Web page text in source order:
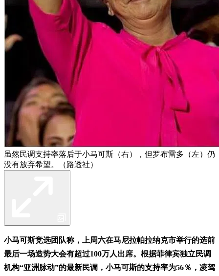
虽然民调支持率落后于小马可斯（右），但罗布雷多（左）仍
没有放弃希望。（路透社）
小马可斯竞选团队称，上周六在马尼拉帕拉纳克市举行的选前
最后一场造势大会有超过100万人出席。根据菲律宾独立民调
机构“亚洲脉动”的最新民调，小马可斯的支持率为56％，凌驾